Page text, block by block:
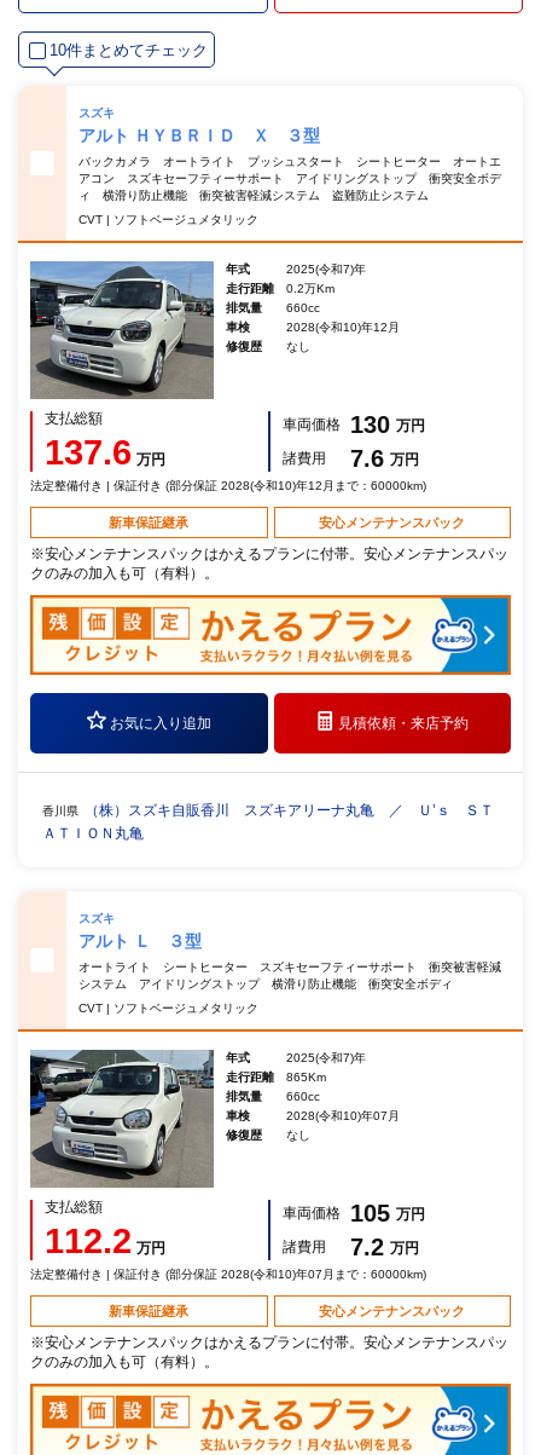
10件まとめてチェック
スズキ
アルト ＨＹＢＲＩＤ Ｘ ３型
バックカメラ オートライト プッシュスタート シートヒーター オートエ
アコン スズキセーフティーサポート アイドリングストップ 衝突安全ボデ
ィ 横滑り防止機能 衝突被害軽減システム 盗難防止システム
CVT | ソフトベージュメタリック
年式
2025(令和7)年
走行距離
0.2万Km
排気量
660cc
車検
2028(令和10)年12月
修復歴
なし
支払総額
137.6 万円
車両価格 130 万円
諸費用
7.6 万円
法定整備付き | 保証付き (部分保証 2028(令和10)年12月まで：60000km)
新車保証継承 安心メンテナンスパック
※安心メンテナンスパックはかえるプランに付帯。安心メンテナンスパッ
クのみの加入も可（有料）。
お気に入り追加 見積依頼・来店予約
香川県
（株）スズキ自販香川 スズキアリーナ丸亀 ／ Ｕ’ｓ ＳＴ
ＡＴＩＯＮ丸亀
スズキ
アルト Ｌ ３型
オートライト シートヒーター スズキセーフティーサポート 衝突被害軽減
システム アイドリングストップ 横滑り防止機能 衝突安全ボディ
CVT | ソフトベージュメタリック
年式
2025(令和7)年
走行距離
865Km
排気量
660cc
車検
2028(令和10)年07月
修復歴
なし
支払総額
112.2 万円
車両価格 105 万円
諸費用
7.2 万円
法定整備付き | 保証付き (部分保証 2028(令和10)年07月まで：60000km)
新車保証継承 安心メンテナンスパック
※安心メンテナンスパックはかえるプランに付帯。安心メンテナンスパッ
クのみの加入も可（有料）。